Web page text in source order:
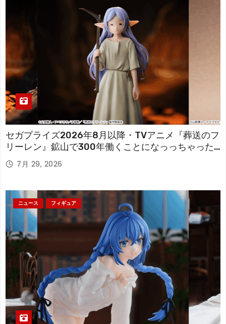
セガプライズ2026年8月以降・TVアニメ『葬送のフ
リーレン』鉱山で300年働くことになっっちゃった
「フリーレン」を立体化！
7月 29, 2026
ニュース フィギュア